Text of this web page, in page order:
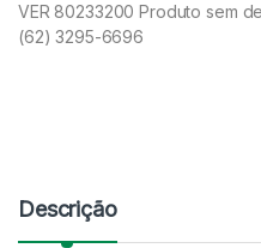
VER 80233200 Produto sem
(62) 3295-6696
Descrição